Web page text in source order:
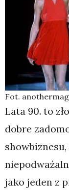
Fot.
Lata 90. to
dobre
jako jeden z